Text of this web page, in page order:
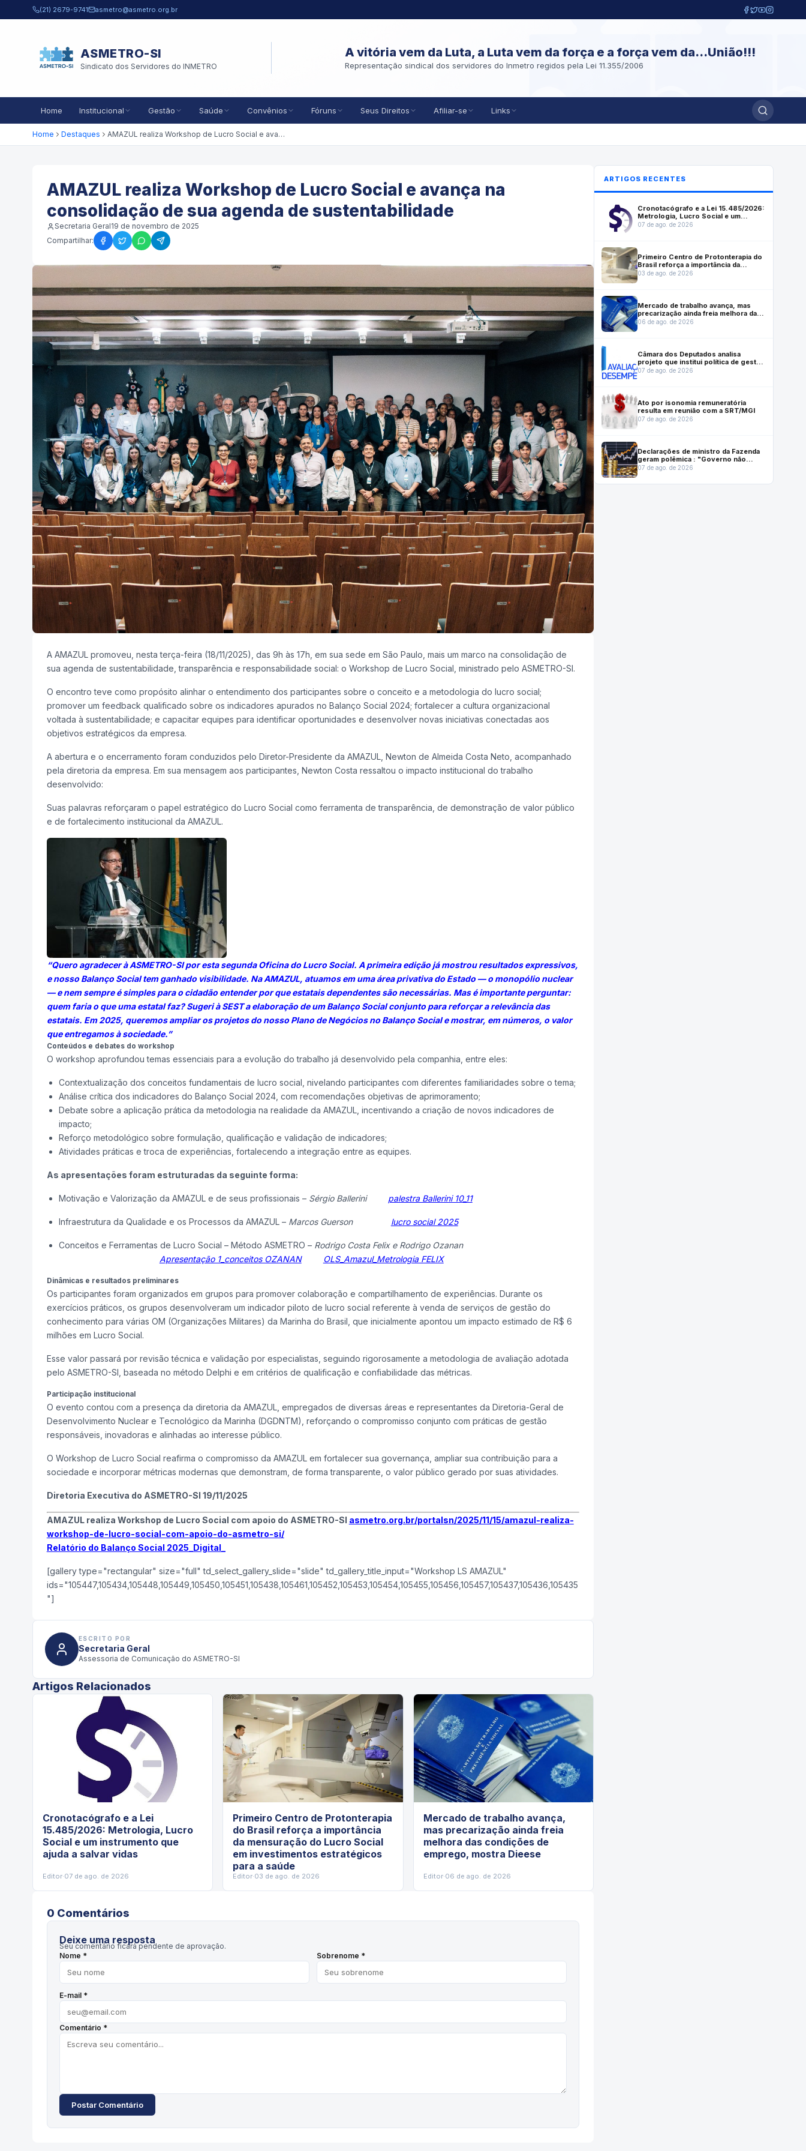
Pular para o conteúdo principal
(21) 2679-9741 asmetro@asmetro.org.br
ASMETRO-SI
Sindicato dos Servidores do INMETRO
A vitória vem da Luta, a Luta vem da força e a força vem da...União!!!
Representação sindical dos servidores do Inmetro regidos pela Lei 11.355/2006
Home Institucional Gestão Saúde Convênios Fóruns Seus Direitos Afiliar-se Links
Home Destaques AMAZUL realiza Workshop de Lucro Social e avança na consolidação de sua agenda de sustentabilidade
AMAZUL realiza Workshop de Lucro Social e avança na
consolidação de sua agenda de sustentabilidade
Secretaria Geral19 de novembro de 2025
Compartilhar:
A AMAZUL promoveu, nesta terça-feira (18/11/2025), das 9h às 17h, em sua sede em São Paulo, mais um marco na consolidação de
sua agenda de sustentabilidade, transparência e responsabilidade social: o Workshop de Lucro Social, ministrado pelo ASMETRO-SI.
O encontro teve como propósito alinhar o entendimento dos participantes sobre o conceito e a metodologia do lucro social;
promover um feedback qualificado sobre os indicadores apurados no Balanço Social 2024; fortalecer a cultura organizacional
voltada à sustentabilidade; e capacitar equipes para identificar oportunidades e desenvolver novas iniciativas conectadas aos
objetivos estratégicos da empresa.
A abertura e o encerramento foram conduzidos pelo Diretor-Presidente da AMAZUL, Newton de Almeida Costa Neto, acompanhado
pela diretoria da empresa. Em sua mensagem aos participantes, Newton Costa ressaltou o impacto institucional do trabalho
desenvolvido:
Suas palavras reforçaram o papel estratégico do Lucro Social como ferramenta de transparência, de demonstração de valor público
e de fortalecimento institucional da AMAZUL.
“Quero agradecer à ASMETRO-SI por esta segunda Oficina do Lucro Social. A primeira edição já mostrou resultados expressivos,
e nosso Balanço Social tem ganhado visibilidade. Na AMAZUL, atuamos em uma área privativa do Estado — o monopólio nuclear
— e nem sempre é simples para o cidadão entender por que estatais dependentes são necessárias. Mas é importante perguntar:
quem faria o que uma estatal faz?Sugeri à SEST a elaboração de um Balanço Social conjunto para reforçar a relevância das
estatais. Em 2025, queremos ampliar os projetos do nosso Plano de Negócios no Balanço Social e mostrar, em números, o valor
que entregamos à sociedade.”
Conteúdos e debates do workshop
O workshop aprofundou temas essenciais para a evolução do trabalho já desenvolvido pela companhia, entre eles:
Contextualização dos conceitos fundamentais de lucro social, nivelando participantes com diferentes familiaridades sobre o tema;
Análise crítica dos indicadores do Balanço Social 2024, com recomendações objetivas de aprimoramento;
Debate sobre a aplicação prática da metodologia na realidade da AMAZUL, incentivando a criação de novos indicadores de
impacto;
Reforço metodológico sobre formulação, qualificação e validação de indicadores;
Atividades práticas e troca de experiências, fortalecendo a integração entre as equipes.
As apresentações foram estruturadas da seguinte forma:
Motivação e Valorização da AMAZUL e de seus profissionais – Sérgio Ballerini palestra Ballerini 10_11
Infraestrutura da Qualidade e os Processos da AMAZUL – Marcos Guerson lucro social 2025
Conceitos e Ferramentas de Lucro Social – Método ASMETRO – Rodrigo Costa Felix e Rodrigo Ozanan
Apresentação 1_conceitos OZANAN
OLS_Amazul_Metrologia FELIX
Dinâmicas e resultados preliminares
Os participantes foram organizados em grupos para promover colaboração e compartilhamento de experiências. Durante os
exercícios práticos, os grupos desenvolveram um indicador piloto de lucro social referente à venda de serviços de gestão do
conhecimento para várias OM (Organizações Militares) da Marinha do Brasil, que inicialmente apontou um impacto estimado de R$ 6
milhões em Lucro Social.
Esse valor passará por revisão técnica e validação por especialistas, seguindo rigorosamente a metodologia de avaliação adotada
pelo ASMETRO-SI, baseada no método Delphi e em critérios de qualificação e confiabilidade das métricas.
Participação institucional
O evento contou com a presença da diretoria da AMAZUL, empregados de diversas áreas e representantes da Diretoria-Geral de
Desenvolvimento Nuclear e Tecnológico da Marinha (DGDNTM), reforçando o compromisso conjunto com práticas de gestão
responsáveis, inovadoras e alinhadas ao interesse público.
O Workshop de Lucro Social reafirma o compromisso da AMAZUL em fortalecer sua governança, ampliar sua contribuição para a
sociedade e incorporar métricas modernas que demonstram, de forma transparente, o valor público gerado por suas atividades.
Diretoria Executiva do ASMETRO-SI 19/11/2025
AMAZUL realiza Workshop de Lucro Social com apoio do ASMETRO-SI asmetro.org.br/portalsn/2025/11/15/amazul-realiza-
workshop-de-lucro-social-com-apoio-do-asmetro-si/
Relatório do Balanço Social 2025_Digital_
[gallery type="rectangular" size="full" td_select_gallery_slide="slide" td_gallery_title_input="Workshop LS AMAZUL"
ids="105447,105434,105448,105449,105450,105451,105438,105461,105452,105453,105454,105455,105456,105457,105437,105436,105435
"]
ESCRITO POR
Secretaria Geral
Assessoria de Comunicação do ASMETRO-SI
Artigos Relacionados
Cronotacógrafo e a Lei
15.485/2026: Metrologia, Lucro
Social e um instrumento que
ajuda a salvar vidas
Editor·07 de ago. de 2026
Primeiro Centro de Protonterapia
do Brasil reforça a importância
da mensuração do Lucro Social
em investimentos estratégicos
para a saúde
Editor·03 de ago. de 2026
Mercado de trabalho avança,
mas precarização ainda freia
melhora das condições de
emprego, mostra Dieese
Editor·06 de ago. de 2026
0 Comentários
Deixe uma resposta
Seu comentário ficará pendente de aprovação.
Nome *
Sobrenome *
E-mail *
Comentário *
Postar Comentário
ARTIGOS RECENTES
Cronotacógrafo e a Lei 15.485/2026:
Metrologia, Lucro Social e um
instrumento que ajuda a salvar vidas
07 de ago. de 2026
Primeiro Centro de Protonterapia do
Brasil reforça a importância da
mensuração do Lucro Social em
03 de ago. de 2026
Mercado de trabalho avança, mas
precarização ainda freia melhora das
condições de emprego, mostra
06 de ago. de 2026
Câmara dos Deputados analisa
projeto que institui política de gestão
e desempenho no serviço público
07 de ago. de 2026
Ato por isonomia remuneratória
resulta em reunião com a SRT/MGI
07 de ago. de 2026
Declarações de ministro da Fazenda
geram polêmica : "Governo não
gasta mais do que arrecada"
07 de ago. de 2026